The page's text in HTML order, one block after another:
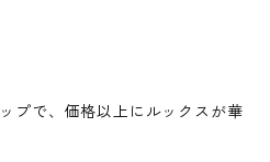
プで、価格以上にルックスが華